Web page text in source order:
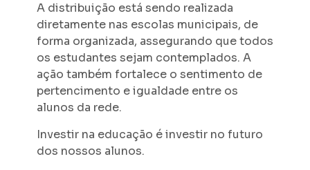
A distribuição está sendo realizada
diretamente nas escolas municipais, de
forma organizada, assegurando que todos
os estudantes sejam contemplados. A
ação também fortalece o sentimento de
pertencimento e igualdade entre os
alunos da rede.
Investir na educação é investir no futuro
dos nossos alunos.